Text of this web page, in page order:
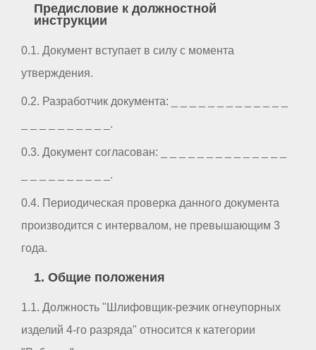
Предисловие к должностной
инструкции
0.1. Документ вступает в силу с момента
утверждения.
0.2. Разработчик документа: _ _ _ _ _ _ _ _ _ _ _ _ _
_ _ _ _ _ _ _ _ _ _.
0.3. Документ согласован: _ _ _ _ _ _ _ _ _ _ _ _ _ _
_ _ _ _ _ _ _ _ _ _.
0.4. Периодическая проверка данного документа
производится с интервалом, не превышающим 3
года.
1. Общие положения
1.1. Должность "Шлифовщик-резчик огнеупорных
изделий 4-го разряда" относится к категории